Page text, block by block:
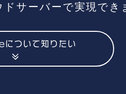
サーバーで実現でき
ついて知りたい